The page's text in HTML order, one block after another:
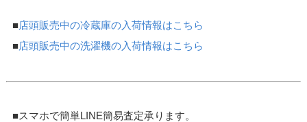
■店頭販売中の冷蔵庫の入荷情報はこちら
■店頭販売中の洗濯機の入荷情報はこちら
■スマホで簡単LINE簡易査定承ります。